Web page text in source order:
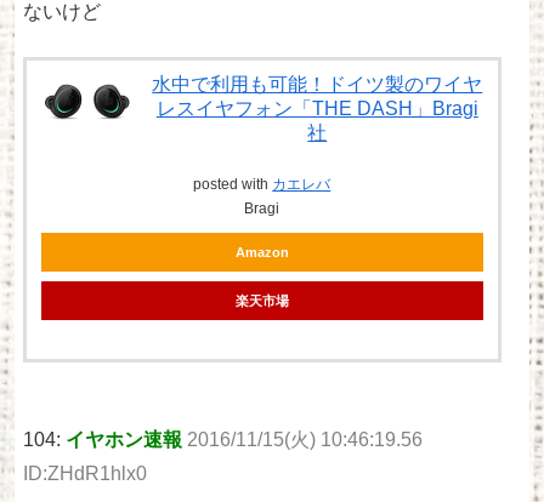
ないけど
水中で利用も可能！ドイツ製のワイヤ
レスイヤフォン「THE DASH」Bragi
社
posted with カエレバ
Bragi
Amazon
楽天市場
104: イヤホン速報 2016/11/15(火) 10:46:19.56
ID:ZHdR1hlx0